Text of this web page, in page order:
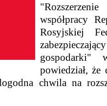
współpracy
Rosyjskiej
gospodarki"
powiedział,
chwila na